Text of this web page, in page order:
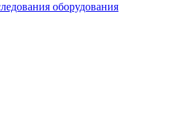
оборудования